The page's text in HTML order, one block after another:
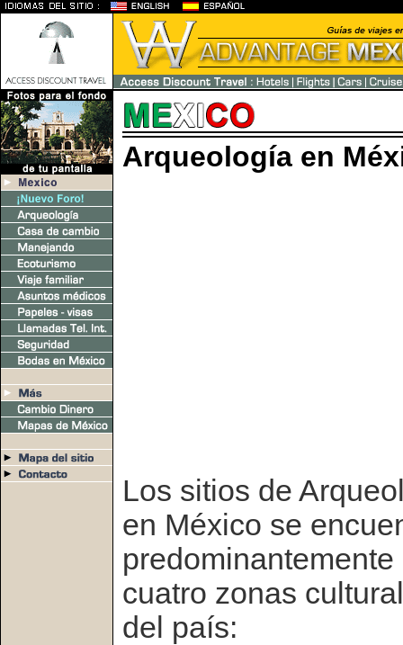
Arqueología en
Los sitios de
en México se
predominantemente
cuatro zonas
del país: